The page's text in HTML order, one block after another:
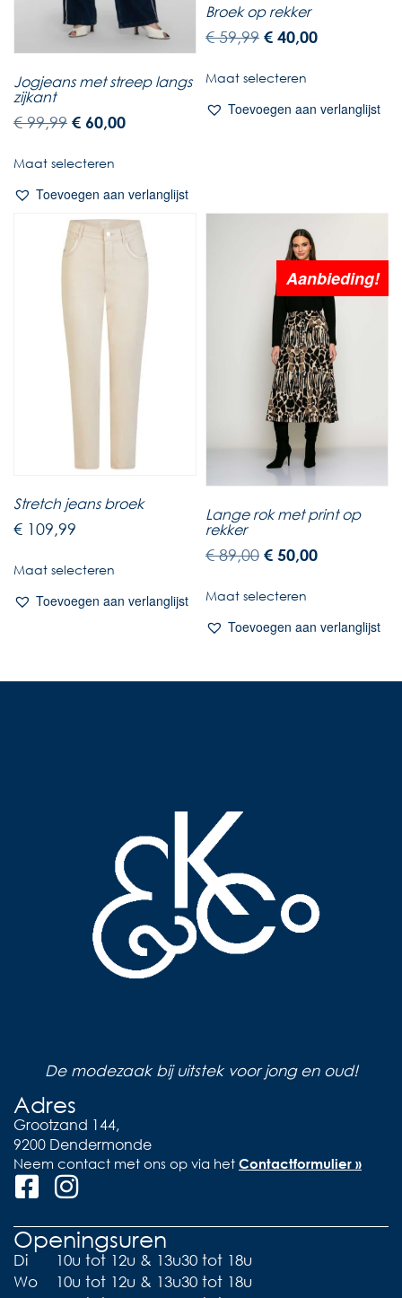
Jogjeans met streep langs
zijkant
€99,99 € 60,00
Maat selecteren
Toevoegen aan verlanglijst
Broek op rekker
€59,99 € 40,00
Maat selecteren
Toevoegen aan verlanglijst
Stretch jeans broek
€ 109,99
Maat selecteren
Toevoegen aan verlanglijst
Aanbieding!
Lange rok met print op
rekker
€89,00 € 50,00
Maat selecteren
Toevoegen aan verlanglijst
De modezaak bij uitstek voor jong en oud!
Adres
Grootzand 144,
9200 Dendermonde
Neem contact met ons op via het Contactformulier »
Openingsuren
Di
10u tot 12u & 13u30 tot 18u
Wo
10u tot 12u & 13u30 tot 18u